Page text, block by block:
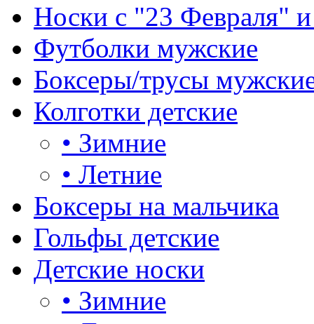
Носки с "23 Февраля"
Футболки мужские
Боксеры/трусы
Колготки детские
• Зимние
• Летние
Боксеры на мальчика
Гольфы детские
Детские носки
• Зимние